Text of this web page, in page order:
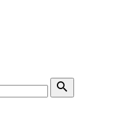
search